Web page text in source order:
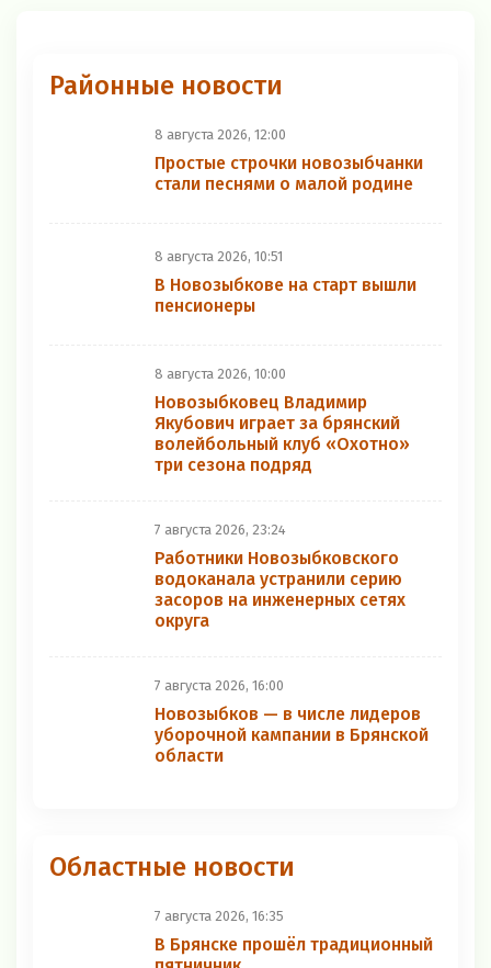
Районные новости
8 августа 2026, 12:00
Простые строчки новозыбчанки
стали песнями о малой родине
8 августа 2026, 10:51
В Новозыбкове на старт вышли
пенсионеры
8 августа 2026, 10:00
Новозыбковец Владимир
Якубович играет за брянский
волейбольный клуб «Охотно»
три сезона подряд
7 августа 2026, 23:24
Работники Новозыбковского
водоканала устранили серию
засоров на инженерных сетях
округа
7 августа 2026, 16:00
Новозыбков — в числе лидеров
уборочной кампании в Брянской
области
Областные новости
7 августа 2026, 16:35
В Брянске прошёл традиционный